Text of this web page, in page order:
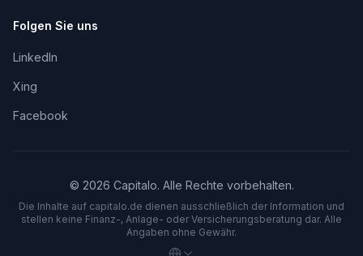
Folgen Sie uns
LinkedIn
Xing
Facebook
© 2026 Capitalo. Alle Rechte vorbehalten.
Die Inhalte auf capitalo.de dienen ausschließlich der Information und
stellen keine Finanz-, Anlage- oder Versicherungsberatung dar. Alle
Angaben ohne Gewähr.